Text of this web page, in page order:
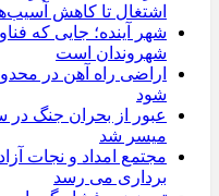
اشتغال تا کاهش
شهر آینده؛ جایی که
شهروندان است
اراضی راه آهن در
شود
عبور از بحران جنگ
میسر شد
مجتمع امداد و نجات
‌برداری می‌ رسد